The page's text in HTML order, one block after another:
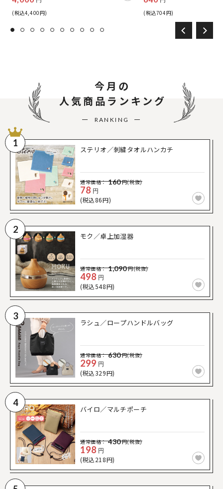
(税込4,400円)
(税込704円)
今月の
人気商品ランキング
RANKING
1
ステリオ／刺繍タオルハンカチ
通常価格： 160円(税抜)
78 円
(税込86円)
2
モク／卓上加湿器
通常価格： 1,090円(税抜)
498 円
(税込548円)
3
ラシュ／ロープハンドルバッグ
通常価格： 630円(税抜)
299 円
(税込329円)
4
バイロ／マルチポーチ
通常価格： 430円(税抜)
198 円
(税込218円)